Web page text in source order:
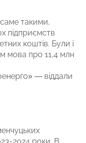
такими,
підприємств
коштів. Були і
мова про 11,4 млн
— віддали
2024 роки. В